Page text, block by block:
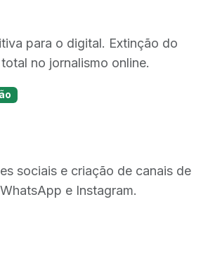
para o digital. Extinção do
no jornalismo online.
sociais e criação de canais de
e Instagram.